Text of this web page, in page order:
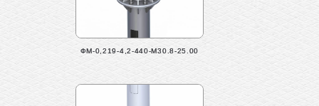
ФМ-0,219-4,2-440-М30.8-25.00